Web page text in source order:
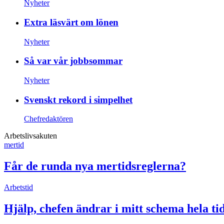
Nyheter
Extra läsvärt om lönen
Nyheter
Så var vår jobbsommar
Nyheter
Svenskt rekord i simpelhet
Chefredaktören
Arbetslivsakuten
mertid
Får de runda nya mertidsreglerna?
Arbetstid
Hjälp, chefen ändrar i mitt schema hela